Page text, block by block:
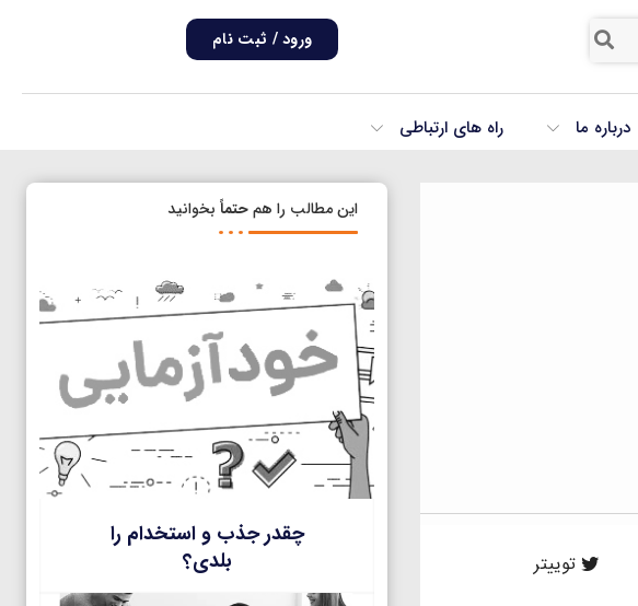
ورود / ثبت نام
درباره ما راه های ارتباطی
توییتر
این مطالب را همحتماً بخوانید
چقدر جذب و استخدام را
بلدی؟